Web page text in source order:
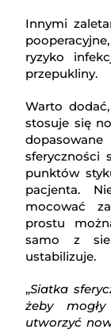
Innymi
ryzyko
przepukliny.
Warto
stosuje się
sferyczności
punktów
pacjenta.
mocować
prostu
samo z
ustabilizuje.
„Siatka
żeby
utworzyć